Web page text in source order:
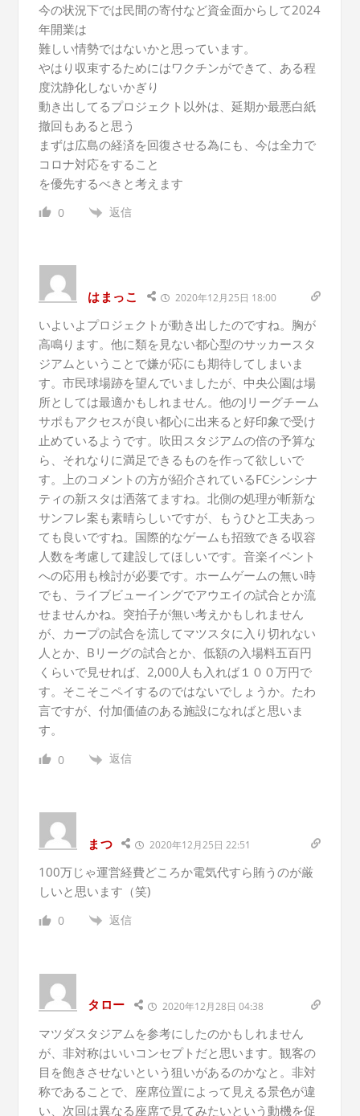
今の状況下では民間の寄付など資金面からして2024
年開業は
難しい情勢ではないかと思っています。
やはり収束するためにはワクチンができて、ある程
度沈静化しないかぎり
動き出してるプロジェクト以外は、延期か最悪白紙
撤回もあると思う
まずは広島の経済を回復させる為にも、今は全力で
コロナ対応をすること
を優先するべきと考えます
0 返信
はまっこ 2020年12月25日 18:00
いよいよプロジェクトが動き出したのですね。胸が
高鳴ります。他に類を見ない都心型のサッカースタ
ジアムということで嫌が応にも期待してしまいま
す。市民球場跡を望んでいましたが、中央公園は場
所としては最適かもしれません。他のJリーグチーム
サポもアクセスが良い都心に出来ると好印象で受け
止めているようです。吹田スタジアムの倍の予算な
ら、それなりに満足できるものを作って欲しいで
す。上のコメントの方が紹介されているFCシンシナ
ティの新スタは洒落てますね。北側の処理が斬新な
サンフレ案も素晴らしいですが、もうひと工夫あっ
ても良いですね。国際的なゲームも招致できる収容
人数を考慮して建設してほしいです。音楽イベント
への応用も検討が必要です。ホームゲームの無い時
でも、ライブビューイングでアウエイの試合とか流
せませんかね。突拍子が無い考えかもしれません
が、カープの試合を流してマツスタに入り切れない
人とか、Bリーグの試合とか、低額の入場料五百円
くらいで見せれば、2,000人も入れば１００万円で
す。そこそこペイするのではないでしょうか。たわ
言ですが、付加価値のある施設になればと思いま
す。
0 返信
まつ 2020年12月25日 22:51
100万じゃ運営経費どころか電気代すら賄うのが厳
しいと思います（笑)
0 返信
タロー 2020年12月28日 04:38
マツダスタジアムを参考にしたのかもしれません
が、非対称はいいコンセプトだと思います。観客の
目を飽きさせないという狙いがあるのかなと。非対
称であることで、座席位置によって見える景色が違
い、次回は異なる座席で見てみたいという動機を促